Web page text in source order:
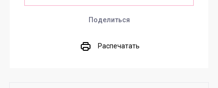
Поделиться
Распечатать